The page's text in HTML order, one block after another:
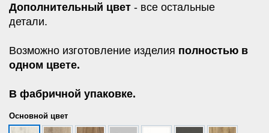
Дополнительный цвет - все остальные
детали.
Возможно изготовление изделия полностью в
одном цвете.
В фабричной упаковке.
Основной цвет